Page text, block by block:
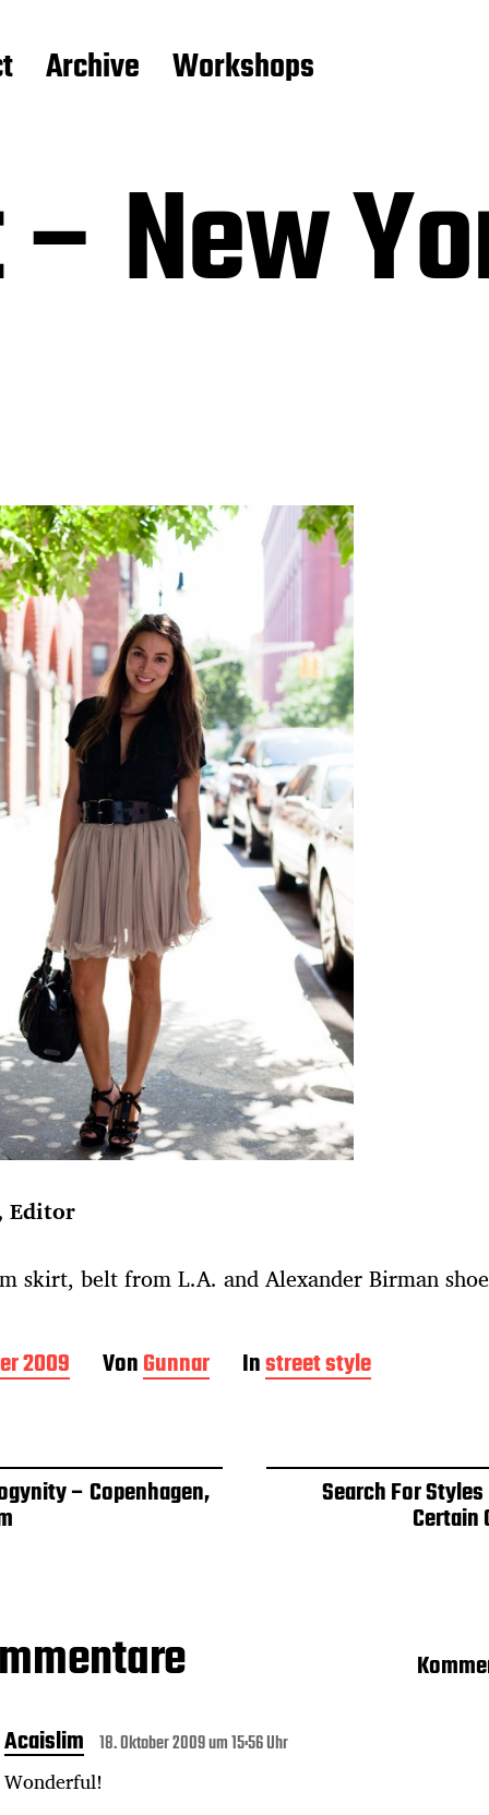
Archive Workshops
New
Editor
skirt, belt from L.A. and Alexander Birman
2009 VonGunnar Instreet style
– Copenhagen, Search For
Certain
Acaislim 18. Oktober 2009 um 15:56 Uhr
Wonderful!